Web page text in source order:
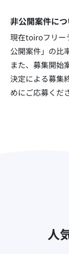
非公開案件に
現在toiroフリー
公開案件」の比
また、募集開始
決定による募集
めにご応募くだ
人